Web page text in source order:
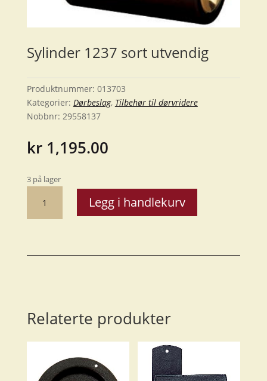
Sylinder 1237 sort utvendig
Produktnummer: 013703
Kategorier: Dørbeslag, Tilbehør til dørvridere
Nobbnr: 29558137
kr1,195.00
3 på lager
1237
sort
Legg i handlekurv
Relaterte produkter